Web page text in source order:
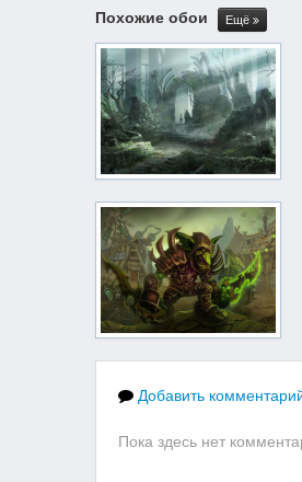
Похожие обои Ещё
Добавить
Пока здесь нет